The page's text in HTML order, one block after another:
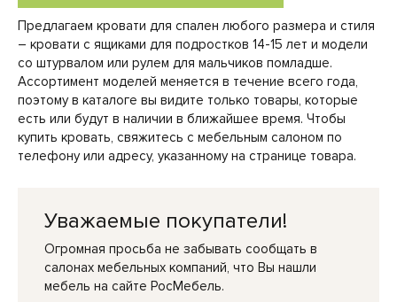
Предлагаем кровати для спален любого размера и стиля
– кровати с ящиками для подростков 14-15 лет и модели
со штурвалом или рулем для мальчиков помладше.
Ассортимент моделей меняется в течение всего года,
поэтому в каталоге вы видите только товары, которые
есть или будут в наличии в ближайшее время. Чтобы
купить кровать, свяжитесь с мебельным салоном по
телефону или адресу, указанному на странице товара.
Уважаемые покупатели!
Огромная просьба не забывать сообщать в
салонах мебельных компаний, что Вы нашли
мебель на сайте РосМебель.